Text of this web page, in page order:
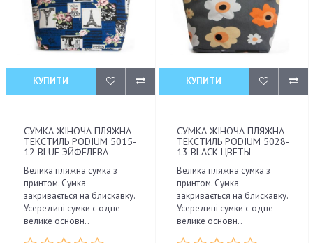
КУПИТИ
СУМКА ЖІНОЧА ПЛЯЖНА
ТЕКСТИЛЬ PODIUM 5015-
12 BLUE ЭЙФЕЛЕВА
Велика пляжна сумка з
принтом. Сумка
закривається на блискавку.
Усередині сумки є одне
велике основн..
КУПИТИ
СУМКА ЖІНОЧА ПЛЯЖНА
ТЕКСТИЛЬ PODIUM 5028-
13 BLACK ЦВЕТЫ
Велика пляжна сумка з
принтом. Сумка
закривається на блискавку.
Усередині сумки є одне
велике основн..